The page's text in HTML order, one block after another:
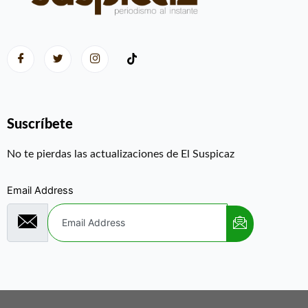
Suscríbete
No te pierdas las actualizaciones de El Suspicaz
Email Address